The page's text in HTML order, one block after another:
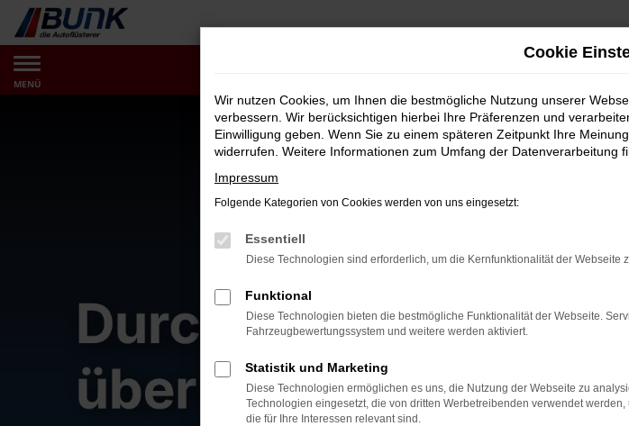
Zum
Hauptinhalt
springen
MENÜ
Cookie
Wir nutzen Cookies, um Ihnen die bestmögliche Nutzung unserer
verbessern. Wir berücksichtigen hierbei Ihre Präferenzen und
Einwilligung geben. Wenn Sie zu einem späteren Zeitpunkt Ihre
widerrufen. Weitere Informationen zum Umfang der Datenverarbeitung
Impressum
Folgende Kategorien von Cookies werden von uns eingesetzt:
Essentiell
Diese Technologien sind erforderlich, um die Kernfunktionalität der Webseite
Funktional
Diese Technologien bieten die bestmögliche Funktionalität der Webseite.
Fahrzeugbewertungssystem und weitere werden aktiviert.
Statistik und Marketing
Diese Technologien ermöglichen es uns, die Nutzung der Webseite zu
Technologien eingesetzt, die von dritten Werbetreibenden verwendet
die für Ihre Interessen relevant sind.